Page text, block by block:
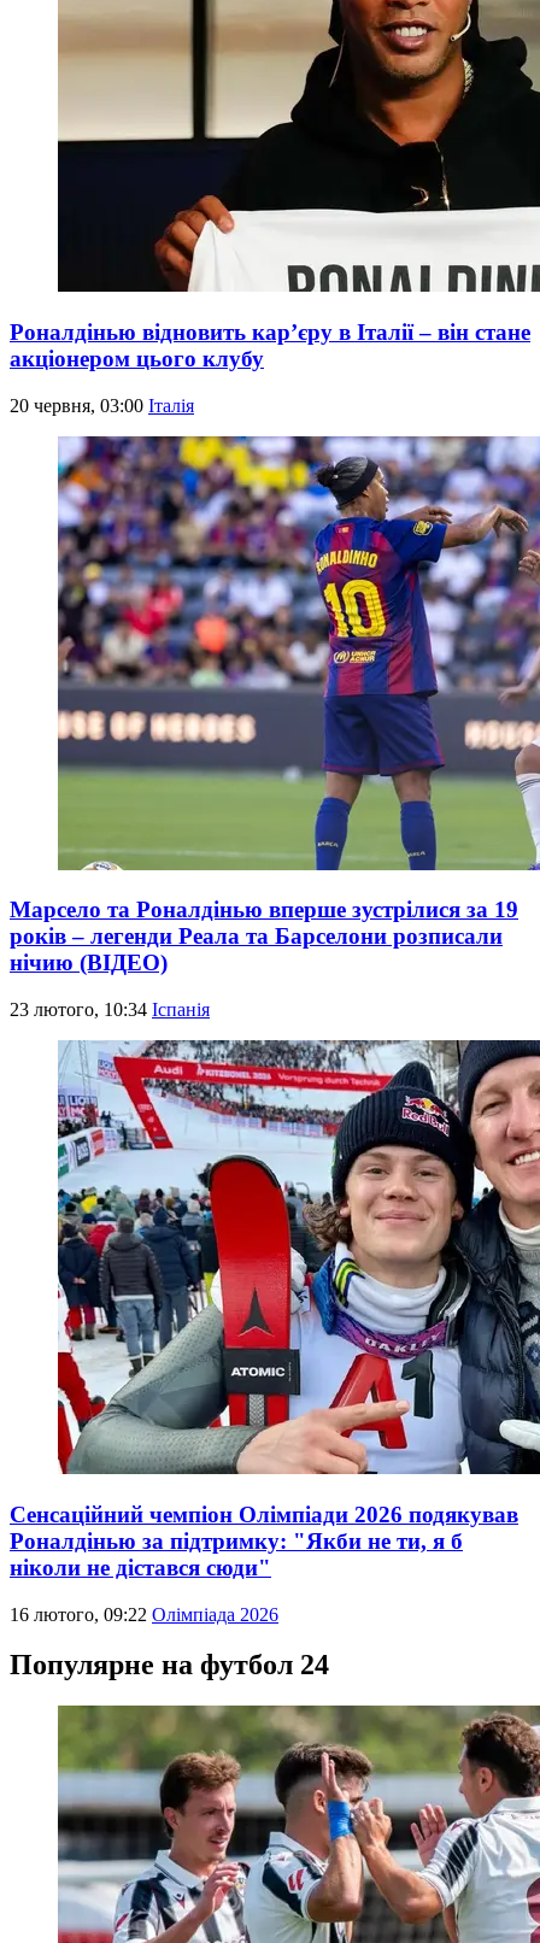
Роналдінью відновить кар’єру в Італії – він стане
акціонером цього клубу
20 червня, 03:00 Італія
Марсело та Роналдінью вперше зустрілися за 19
років – легенди Реала та Барселони розписали
нічию (ВІДЕО)
23 лютого, 10:34 Іспанія
Сенсаційний чемпіон Олімпіади 2026 подякував
Роналдінью за підтримку: "Якби не ти, я б
ніколи не дістався сюди"
16 лютого, 09:22 Олімпіада 2026
Популярне на футбол 24